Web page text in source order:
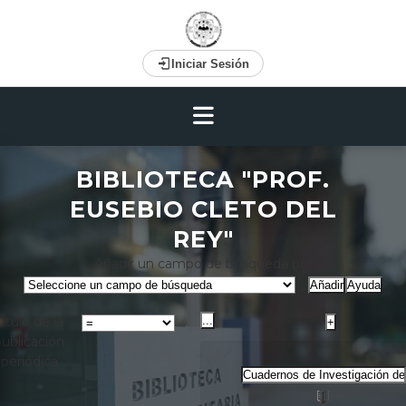
Iniciar Sesión
BIBLIOTECA "PROF.
EUSEBIO CLETO DEL
REY"
Añadir un campo de búsqueda por